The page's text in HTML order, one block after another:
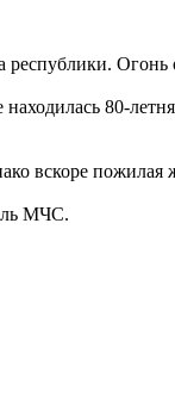
80-
вскоре пожилая
МЧС.